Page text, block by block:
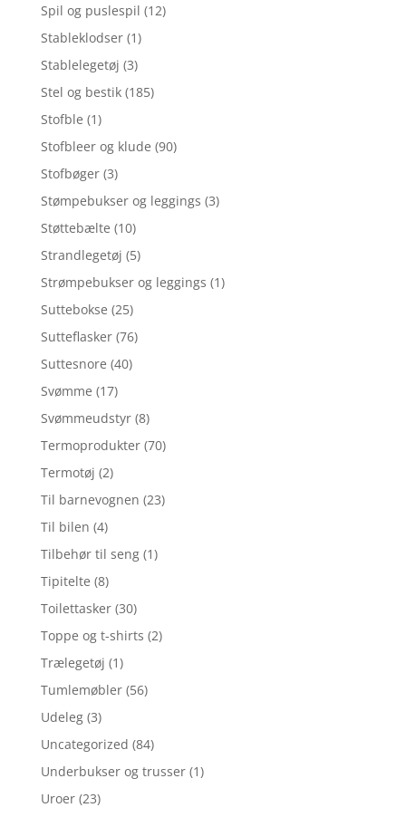
Spil og puslespil (12)
Stableklodser (1)
Stablelegetøj (3)
Stel og bestik (185)
Stofble (1)
Stofbleer og klude (90)
Stofbøger (3)
Stømpebukser og leggings (3)
Støttebælte (10)
Strandlegetøj (5)
Strømpebukser og leggings (1)
Suttebokse (25)
Sutteflasker (76)
Suttesnore (40)
Svømme (17)
Svømmeudstyr (8)
Termoprodukter (70)
Termotøj (2)
Til barnevognen (23)
Til bilen (4)
Tilbehør til seng (1)
Tipitelte (8)
Toilettasker (30)
Toppe og t-shirts (2)
Trælegetøj (1)
Tumlemøbler (56)
Udeleg (3)
Uncategorized (84)
Underbukser og trusser (1)
Uroer (23)